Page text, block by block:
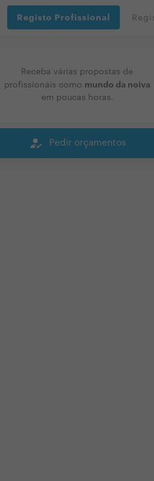
Registo Profissional
Receba várias propostas de
profissionais como mundo da noiva
em poucas horas.
how_to_reg Pedir orçamentos